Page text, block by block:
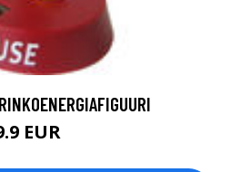
EUR